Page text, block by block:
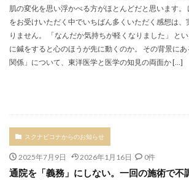
肌の変化を思い浮かべる方がほとんどだと思います。
をお受けいただく中でいちばん多くいただく感想は、
りません。 「なんだか気持ちが軽くなりました」 と
に鍼をすると心のほうが先に動くのか。 その背景に
関係」について、東洋医学と医学の知見の両面か […]
スクナビコナからのお知らせ
2025年7月9日 2026年1月16日 0件
通院を「義務」にしない。一回の施術で不